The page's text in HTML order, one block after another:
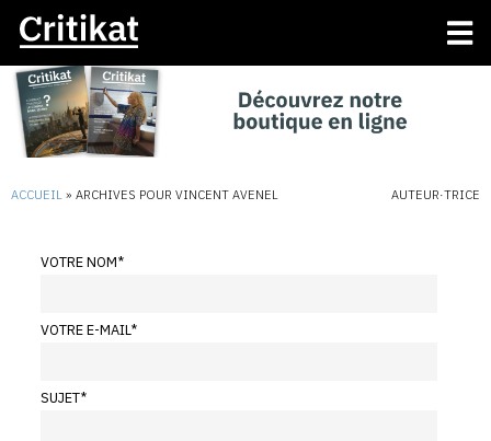
ACCUEIL » ARCHIVES POUR VINCENT AVENEL AUTEUR·TRICE
VOTRE NOM*
VOTRE E-MAIL*
SUJET*